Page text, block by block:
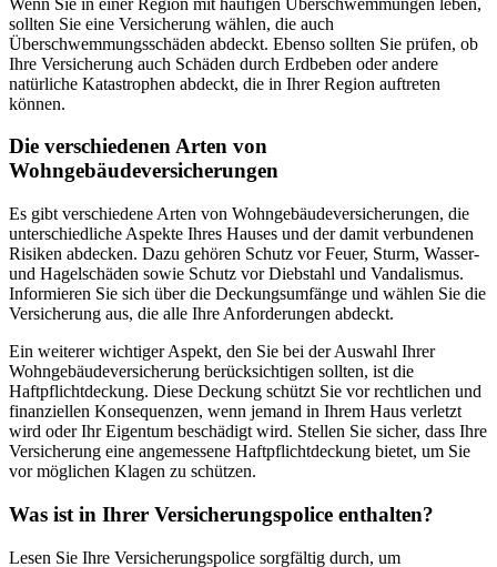
sollten Sie eine Versicherung wählen, die auch
Überschwemmungsschäden abdeckt. Ebenso sollten Sie prüfen, ob
Ihre Versicherung auch Schäden durch Erdbeben oder andere
natürliche Katastrophen abdeckt, die in Ihrer Region auftreten
können.
Die verschiedenen Arten von
Wohngebäudeversicherungen
Es gibt verschiedene Arten von Wohngebäudeversicherungen, die
unterschiedliche Aspekte Ihres Hauses und der damit verbundenen
Risiken abdecken. Dazu gehören Schutz vor Feuer, Sturm, Wasser-
und Hagelschäden sowie Schutz vor Diebstahl und Vandalismus.
Informieren Sie sich über die Deckungsumfänge und wählen Sie die
Versicherung aus, die alle Ihre Anforderungen abdeckt.
Ein weiterer wichtiger Aspekt, den Sie bei der Auswahl Ihrer
Wohngebäudeversicherung berücksichtigen sollten, ist die
Haftpflichtdeckung. Diese Deckung schützt Sie vor rechtlichen und
finanziellen Konsequenzen, wenn jemand in Ihrem Haus verletzt
wird oder Ihr Eigentum beschädigt wird. Stellen Sie sicher, dass Ihre
Versicherung eine angemessene Haftpflichtdeckung bietet, um Sie
vor möglichen Klagen zu schützen.
Was ist in Ihrer Versicherungspolice enthalten?
Lesen Sie Ihre Versicherungspolice sorgfältig durch, um